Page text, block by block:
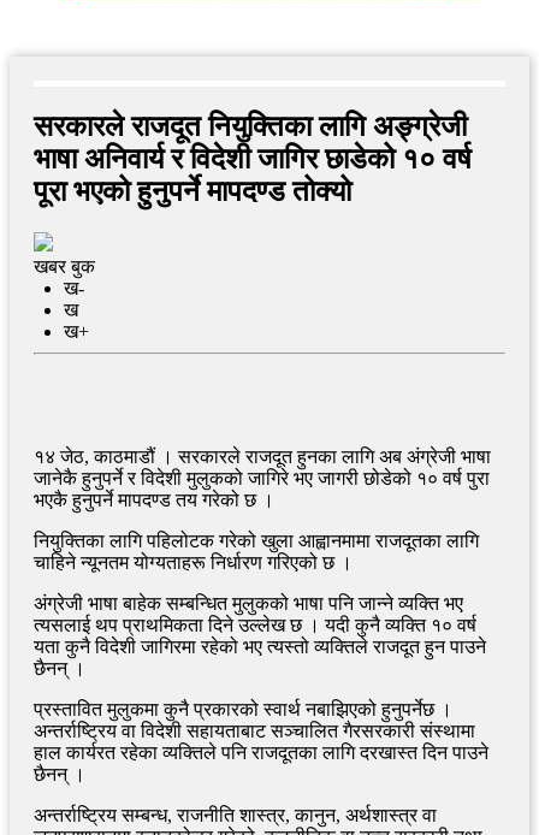
सरकारले राजदूत नियुक्तिका लागि अङ्ग्रेजी
भाषा अनिवार्य र विदेशी जागिर छाडेको १० वर्ष
पूरा भएको हुनुपर्ने मापदण्ड तोक्यो
खबर बुक
ख-
ख
ख+
१४ जेठ, काठमाडौं । सरकारले राजदूत हुनका लागि अब अंग्रेजी भाषा
जानेकै हुनुपर्ने र विदेशी मुलुकको जागिरे भए जागरी छोडेको १० वर्ष पुरा
भएकै हुनुपर्ने मापदण्ड तय गरेको छ ।
नियुक्तिका लागि पहिलोटक गरेको खुला आह्वानमामा राजदूतका लागि
चाहिने न्यूनतम योग्यताहरू निर्धारण गरिएको छ ।
अंग्रेजी भाषा बाहेक सम्बन्धित मुलुकको भाषा पनि जान्ने व्यक्ति भए
त्यसलाई थप प्राथमिकता दिने उल्लेख छ । यदी कुनै व्यक्ति १० वर्ष
यता कुनै विदेशी जागिरमा रहेको भए त्यस्तो व्यक्तिले राजदूत हुन पाउने
छैनन् ।
प्रस्तावित मुलुकमा कुनै प्रकारको स्वार्थ नबाझिएको हुनुपर्नेछ ।
अन्तर्राष्ट्रिय वा विदेशी सहायताबाट सञ्चालित गैरसरकारी संस्थामा
हाल कार्यरत रहेका व्यक्तिले पनि राजदूतका लागि दरखास्त दिन पाउने
छैनन् ।
अन्तर्राष्ट्रिय सम्बन्ध, राजनीति शास्त्र, कानुन, अर्थशास्त्र वा